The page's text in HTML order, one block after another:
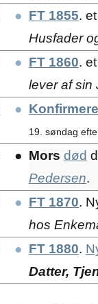
● FT 1855.
Husfader
● FT 1860.
lever af sin
●
19. søndag
● Mors død
Pedersen.
● FT 1870.
hos
● FT 1880.
Datter,